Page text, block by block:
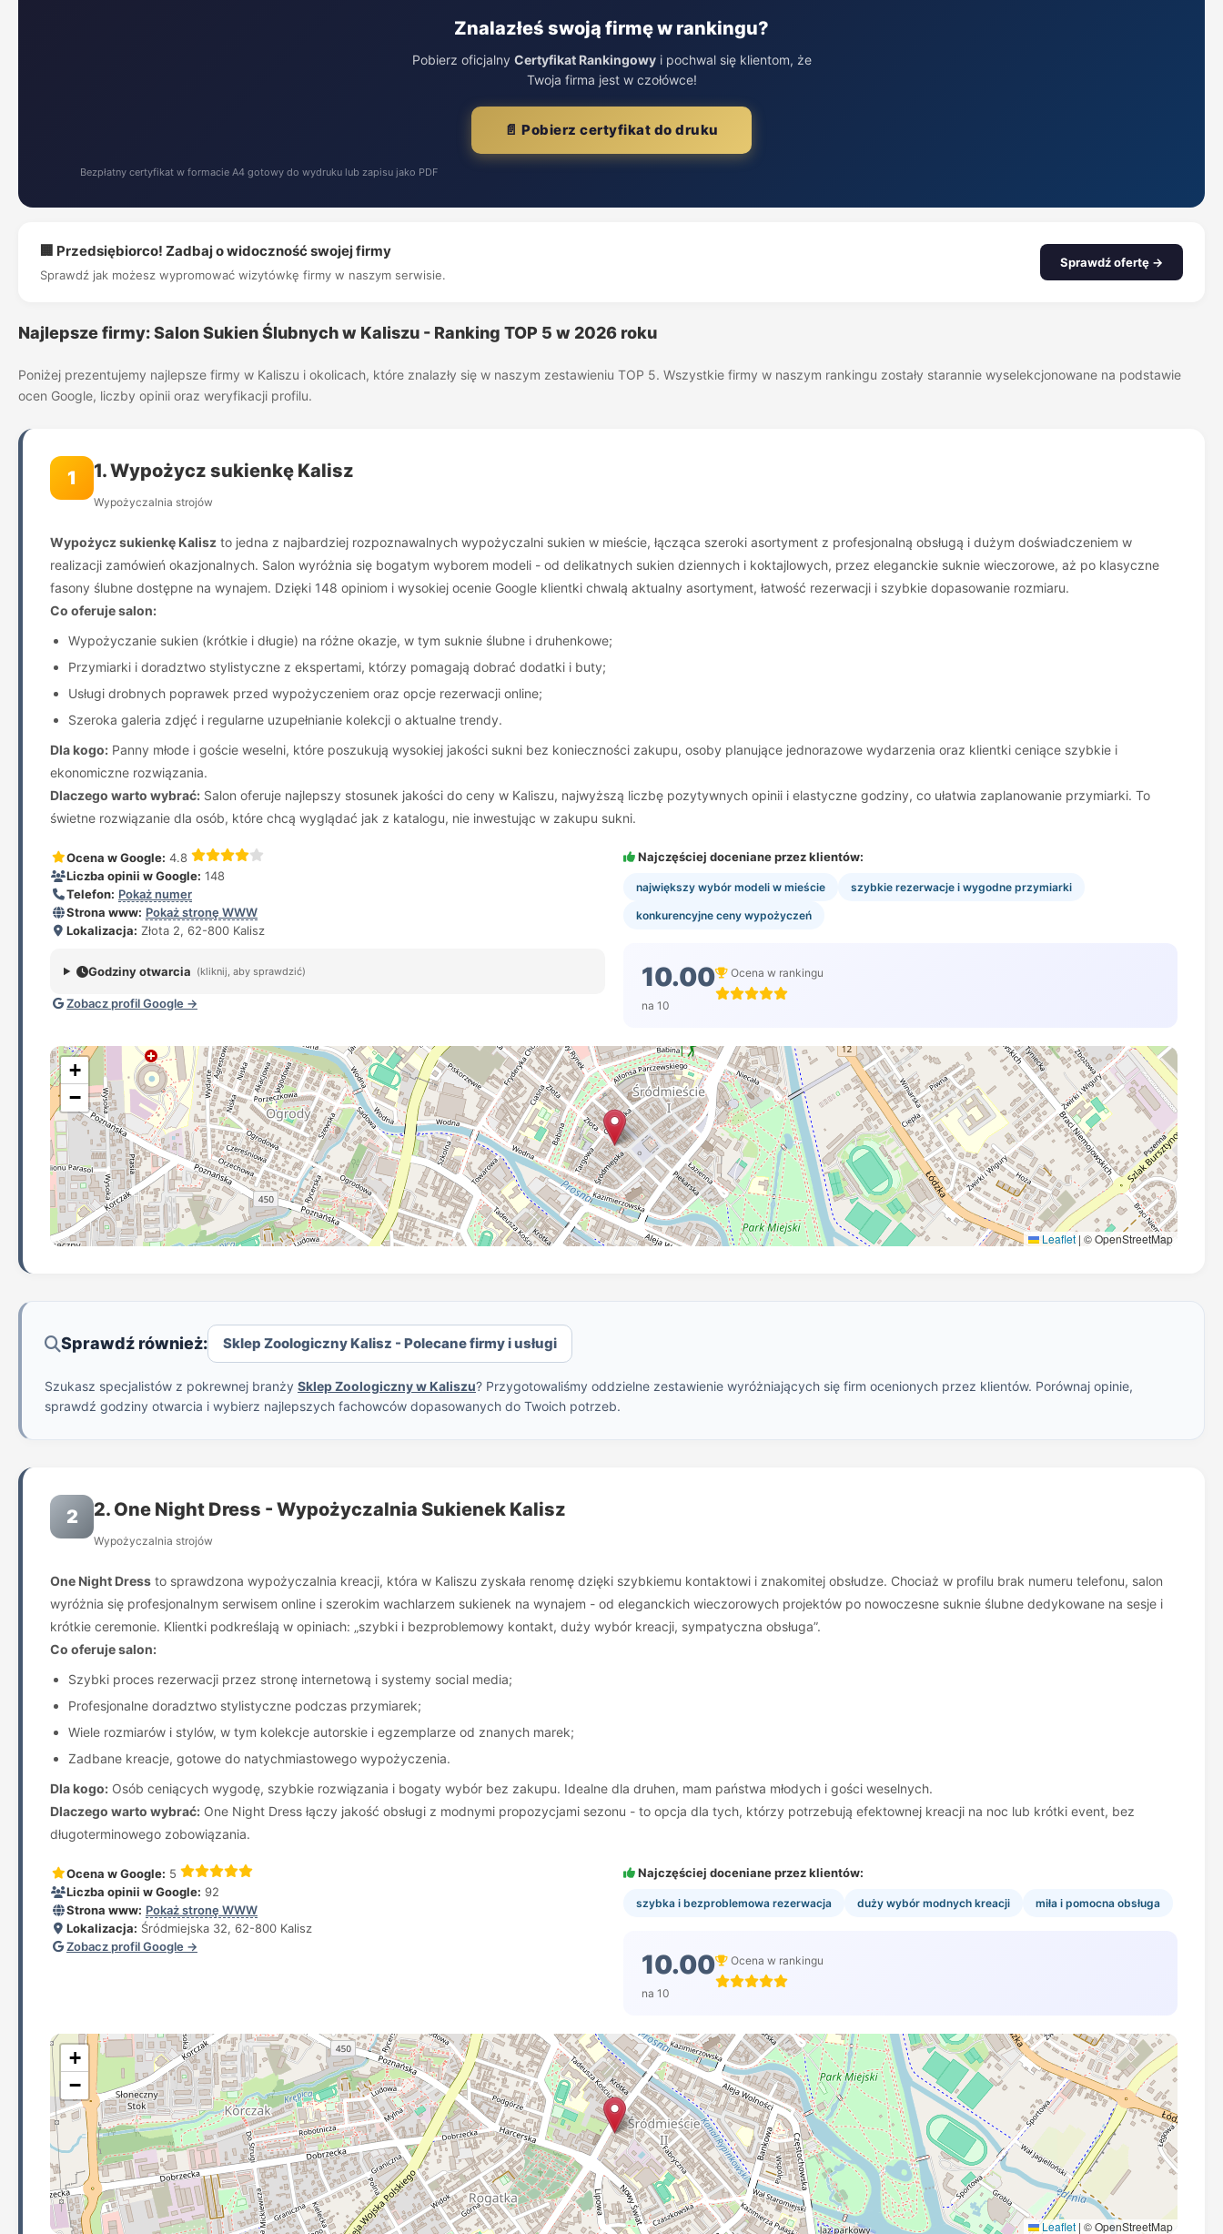
Znalazłeś swoją firmę w rankingu?
Pobierz oficjalny Certyfikat Rankingowyi pochwal się klientom, że
Twoja firma jest w czołówce!
📄 Pobierz certyfikat do druku
Bezpłatny certyfikat w formacie A4 gotowy do wydruku lub zapisu jako PDF
🏢 Przedsiębiorco! Zadbaj o widoczność swojej firmy
Sprawdź jak możesz wypromować wizytówkę firmy w naszym serwisie.
Sprawdź ofertę →
Najlepsze firmy: Salon Sukien Ślubnych w Kaliszu - Ranking TOP 5 w 2026 roku
Poniżej prezentujemy najlepsze firmy w Kaliszu i okolicach, które znalazły się w naszym zestawieniu TOP 5. Wszystkie firmy w naszym rankingu zostały starannie wyselekcjonowane na podstawie
ocen Google, liczby opinii oraz weryfikacji profilu.
1 1. Wypożycz sukienkę Kalisz
Wypożyczalnia strojów
Wypożycz sukienkę Kalisz to jedna z najbardziej rozpoznawalnych wypożyczalni sukien w mieście, łącząca szeroki asortyment z profesjonalną obsługą i dużym doświadczeniem w
realizacji zamówień okazjonalnych. Salon wyróżnia się bogatym wyborem modeli - od delikatnych sukien dziennych i koktajlowych, przez eleganckie suknie wieczorowe, aż po klasyczne
fasony ślubne dostępne na wynajem. Dzięki 148 opiniom i wysokiej ocenie Google klientki chwalą aktualny asortyment, łatwość rezerwacji i szybkie dopasowanie rozmiaru.
Co oferuje salon:
Wypożyczanie sukien (krótkie i długie) na różne okazje, w tym suknie ślubne i druhenkowe;
Przymiarki i doradztwo stylistyczne z ekspertami, którzy pomagają dobrać dodatki i buty;
Usługi drobnych poprawek przed wypożyczeniem oraz opcje rezerwacji online;
Szeroka galeria zdjęć i regularne uzupełnianie kolekcji o aktualne trendy.
Dla kogo: Panny młode i goście weselni, które poszukują wysokiej jakości sukni bez konieczności zakupu, osoby planujące jednorazowe wydarzenia oraz klientki ceniące szybkie i
ekonomiczne rozwiązania.
Dlaczego warto wybrać: Salon oferuje najlepszy stosunek jakości do ceny w Kaliszu, najwyższą liczbę pozytywnych opinii i elastyczne godziny, co ułatwia zaplanowanie przymiarki. To
świetne rozwiązanie dla osób, które chcą wyglądać jak z katalogu, nie inwestując w zakupu sukni.
Ocena w Google: 4.8
Liczba opinii w Google: 148
Telefon: Pokaż numer
Strona www: Pokaż stronę WWW
Lokalizacja: Złota 2, 62-800 Kalisz
Godziny otwarcia (kliknij, aby sprawdzić)
Zobacz profil Google →
Najczęściej doceniane przez klientów:
największy wybór modeli w mieście szybkie rezerwacje i wygodne przymiarki
konkurencyjne ceny wypożyczeń
10.00
na 10
Ocena w rankingu
+
−
Leaflet | © OpenStreetMap
Sprawdź również: Sklep Zoologiczny Kalisz - Polecane firmy i usługi
Szukasz specjalistów z pokrewnej branży Sklep Zoologiczny w Kaliszu? Przygotowaliśmy oddzielne zestawienie wyróżniających się firm ocenionych przez klientów. Porównaj opinie,
sprawdź godziny otwarcia i wybierz najlepszych fachowców dopasowanych do Twoich potrzeb.
2 2. One Night Dress - Wypożyczalnia Sukienek Kalisz
Wypożyczalnia strojów
One Night Dress to sprawdzona wypożyczalnia kreacji, która w Kaliszu zyskała renomę dzięki szybkiemu kontaktowi i znakomitej obsłudze. Chociaż w profilu brak numeru telefonu, salon
wyróżnia się profesjonalnym serwisem online i szerokim wachlarzem sukienek na wynajem - od eleganckich wieczorowych projektów po nowoczesne suknie ślubne dedykowane na sesje i
krótkie ceremonie. Klientki podkreślają w opiniach: „szybki i bezproblemowy kontakt, duży wybór kreacji, sympatyczna obsługa”.
Co oferuje salon:
Szybki proces rezerwacji przez stronę internetową i systemy social media;
Profesjonalne doradztwo stylistyczne podczas przymiarek;
Wiele rozmiarów i stylów, w tym kolekcje autorskie i egzemplarze od znanych marek;
Zadbane kreacje, gotowe do natychmiastowego wypożyczenia.
Dla kogo: Osób ceniących wygodę, szybkie rozwiązania i bogaty wybór bez zakupu. Idealne dla druhen, mam państwa młodych i gości weselnych.
Dlaczego warto wybrać: One Night Dress łączy jakość obsługi z modnymi propozycjami sezonu - to opcja dla tych, którzy potrzebują efektownej kreacji na noc lub krótki event, bez
długoterminowego zobowiązania.
Ocena w Google: 5
Liczba opinii w Google: 92
Strona www: Pokaż stronę WWW
Lokalizacja: Śródmiejska 32, 62-800 Kalisz
Zobacz profil Google →
Najczęściej doceniane przez klientów:
szybka i bezproblemowa rezerwacja duży wybór modnych kreacji miła i pomocna obsługa
10.00
na 10
Ocena w rankingu
+
−
Leaflet | © OpenStreetMap